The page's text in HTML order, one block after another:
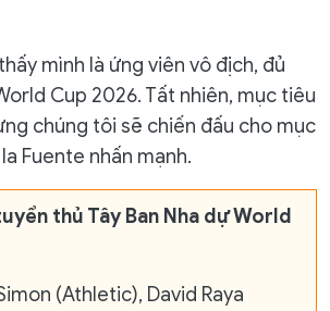
mình là ứng viên vô địch, đủ
Cup 2026. Tất nhiên, mục tiêu
chúng tôi sẽ chiến đấu cho mục
Fuente nhấn mạnh.
thủ Tây Ban Nha dự World
(Athletic), David Raya